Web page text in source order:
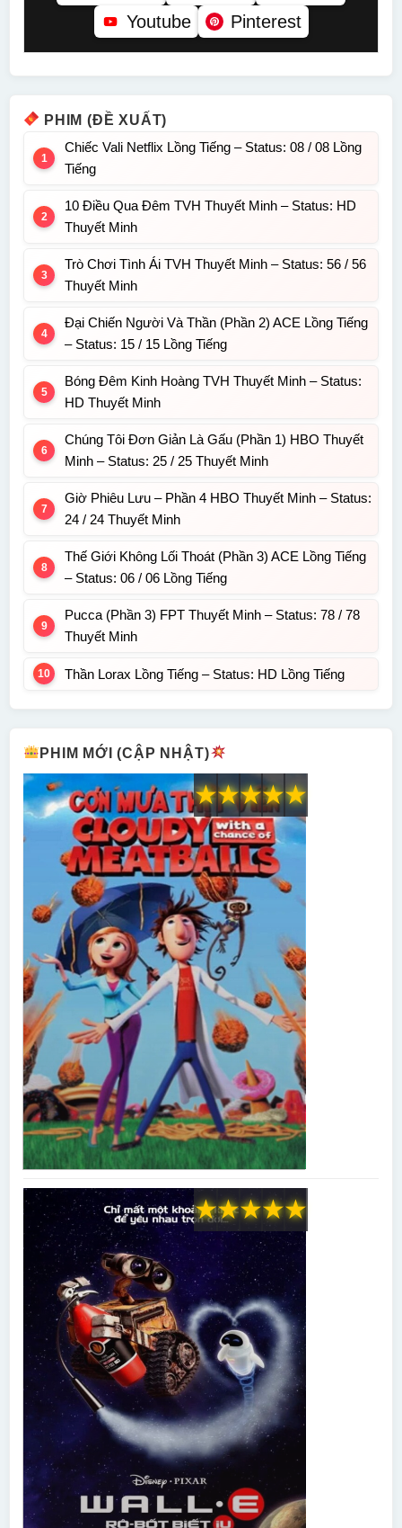
Youtube Pinterest
PHIM (ĐỀ XUẤT)
Chiếc Vali Netflix Lồng Tiếng – Status: 08 / 08 Lồng
Tiếng
10 Điều Qua Đêm TVH Thuyết Minh – Status: HD
Thuyết Minh
Trò Chơi Tình Ái TVH Thuyết Minh – Status: 56 / 56
Thuyết Minh
Đại Chiến Người Và Thần (Phần 2) ACE Lồng Tiếng
– Status: 15 / 15 Lồng Tiếng
Bóng Đêm Kinh Hoàng TVH Thuyết Minh – Status:
HD Thuyết Minh
Chúng Tôi Đơn Giản Là Gấu (Phần 1) HBO Thuyết
Minh – Status: 25 / 25 Thuyết Minh
Giờ Phiêu Lưu – Phần 4 HBO Thuyết Minh – Status:
24 / 24 Thuyết Minh
Thế Giới Không Lối Thoát (Phần 3) ACE Lồng Tiếng
– Status: 06 / 06 Lồng Tiếng
Pucca (Phần 3) FPT Thuyết Minh – Status: 78 / 78
Thuyết Minh
Thần Lorax Lồng Tiếng – Status: HD Lồng Tiếng
PHIM MỚI (CẬP NHẬT)
★
★
★
★
★
★
★
★
★
★